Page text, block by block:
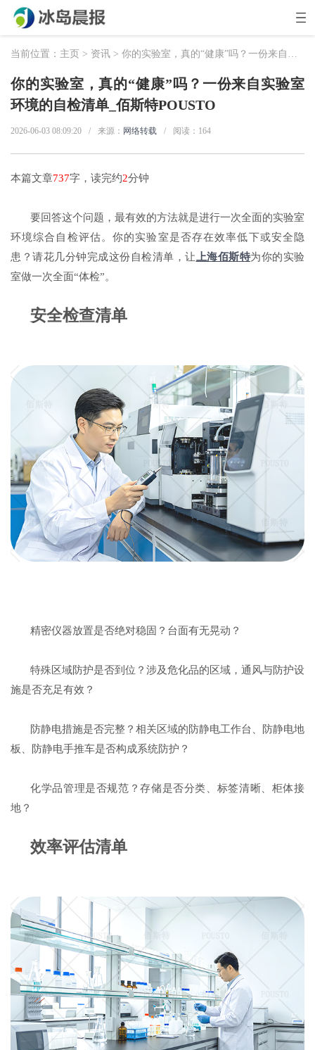
当前位置： 主页 > 资讯 > 你的实验室，真的“健康”吗？一份来自实验室环境的自检清单_佰斯特POUSTO
你的实验室，真的“健康”吗？一份来自实验室
环境的自检清单_佰斯特POUSTO
2026-06-03 08:09:20 / 来源： 网络转载 / 阅读： 164
本篇文章737字，读完约2分钟
要回答这个问题，最有效的方法就是进行一次全面的实验室
环境综合自检评估。你的实验室是否存在效率低下或安全隐
患？请花几分钟完成这份自检清单，让 上海佰斯特为你的实验
室做一次全面“体检”。
安全检查清单
精密仪器放置是否绝对稳固？台面有无晃动？
特殊区域防护是否到位？涉及危化品的区域，通风与防护设
施是否充足有效？
防静电措施是否完整？相关区域的防静电工作台、防静电地
板、防静电手推车是否构成系统防护？
化学品管理是否规范？存储是否分类、标签清晰、柜体接
地？
效率评估清单